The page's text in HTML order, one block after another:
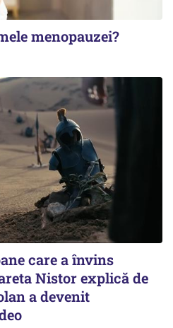
menopauzei?
care a învins
Nistor explică de
a devenit